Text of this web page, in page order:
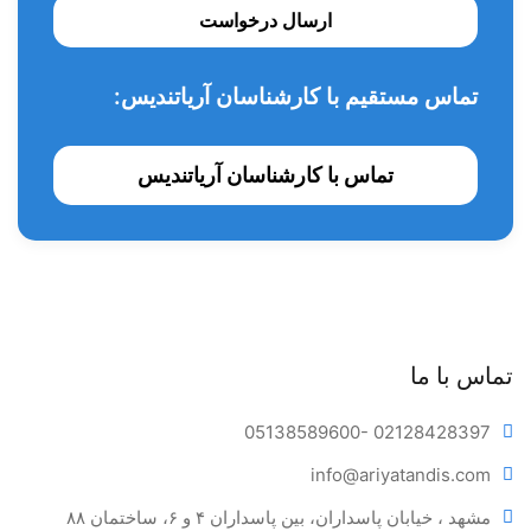
ارسال درخواست
تماس مستقیم با کارشناسان آریاتندیس:
تماس با کارشناسان آریاتندیس
تماس با ما
05138589600- 02128428397
info@ariyatandis.com
مشهد ، خیابان پاسداران، بین پاسداران ۴ و ۶، ساختمان ۸۸